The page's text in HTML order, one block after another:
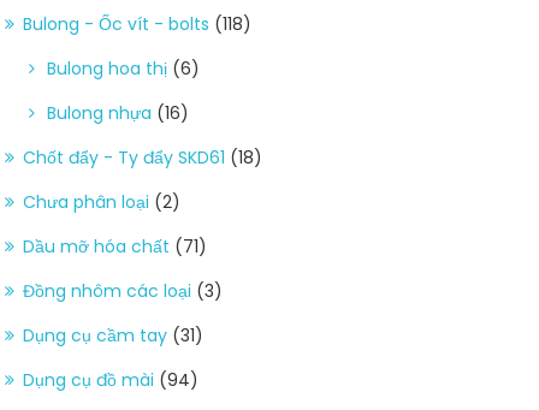
Bulong - Ốc vít - bolts (118)
Bulong hoa thị (6)
Bulong nhựa (16)
Chốt đẩy - Ty đẩy SKD61 (18)
Chưa phân loại (2)
Dầu mỡ hóa chất (71)
Đồng nhôm các loại (3)
Dụng cụ cầm tay (31)
Dụng cụ đồ mài (94)